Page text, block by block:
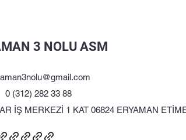
3 NOLU ASM
0 (312) 282 33 88
İŞ MERKEZİ 1 KAT 06824 ERYAMAN